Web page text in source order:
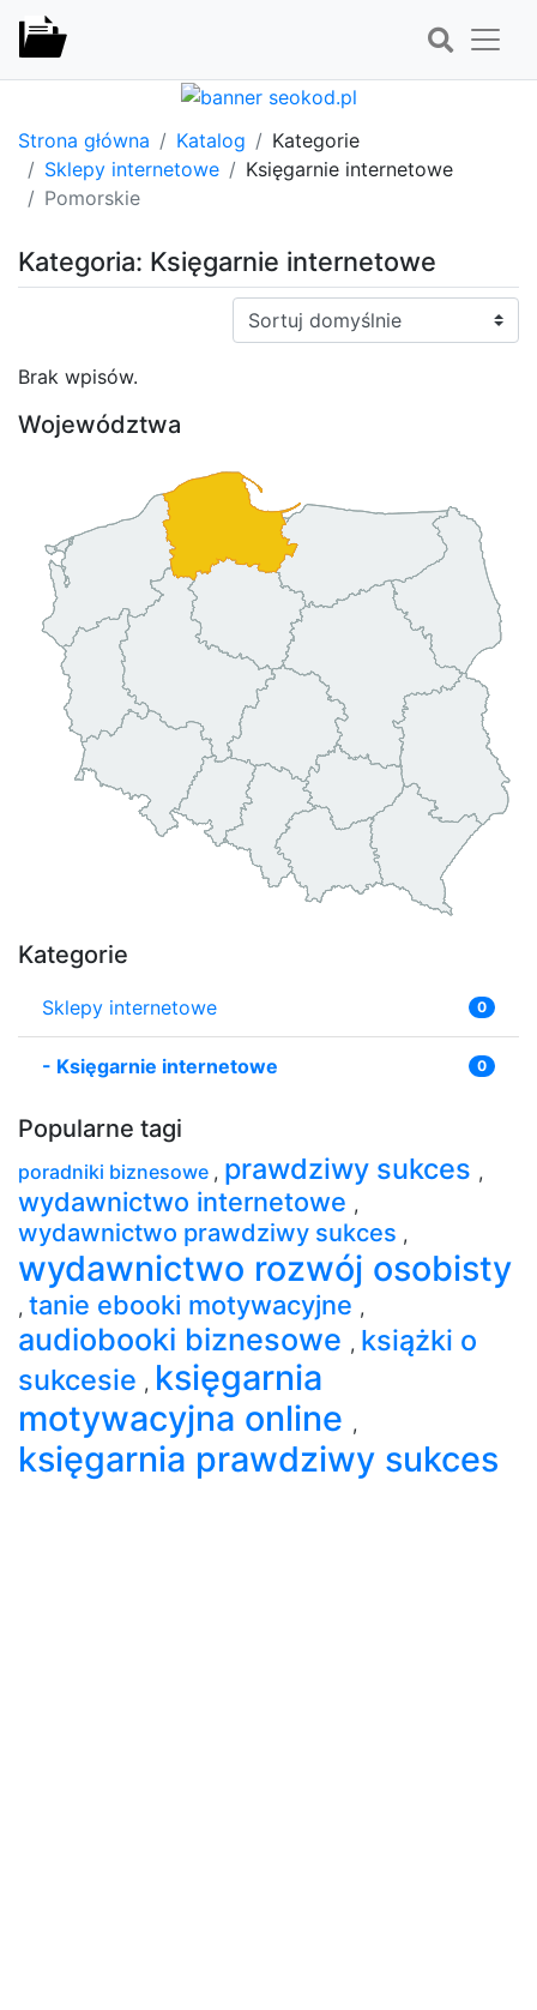
Strona główna Katalog
Kategorie
Sklepy internetowe
Księgarnie internetowe
Pomorskie
Kategoria: Księgarnie internetowe
Sortuj:
Brak wpisów.
Województwa
Kategorie
Sklepy internetowe 0
- Księgarnie internetowe 0
Popularne tagi
poradniki biznesowe , prawdziwy sukces ,
wydawnictwo internetowe ,
wydawnictwo prawdziwy sukces ,
wydawnictwo rozwój osobisty
, tanie ebooki motywacyjne ,
audiobooki biznesowe , książki o
sukcesie , księgarnia
motywacyjna online ,
księgarnia prawdziwy sukces